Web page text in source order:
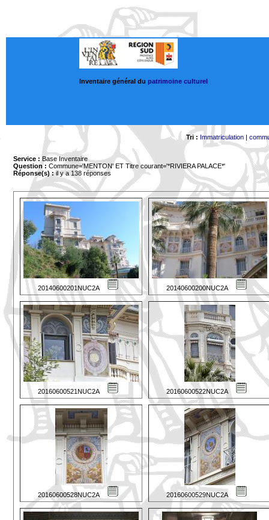
Inventaire général du patrimoine culturel
Tri : Immatriculation|
Service : Base Inventaire
Question : Commune='MENTON' ET Titre courant='*RIVIERA PALACE*'
Réponse(s) :il y a 138 réponses
20140600201NUC2A 20140600200NUC2A
20160600521NUC2A 20160600522NUC2A
20160600528NUC2A 20160600529NUC2A